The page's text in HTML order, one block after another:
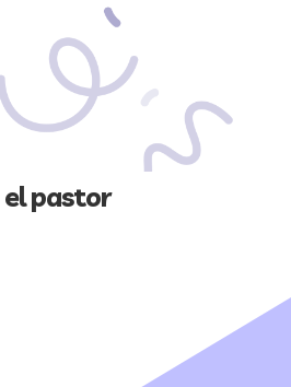
el pastor